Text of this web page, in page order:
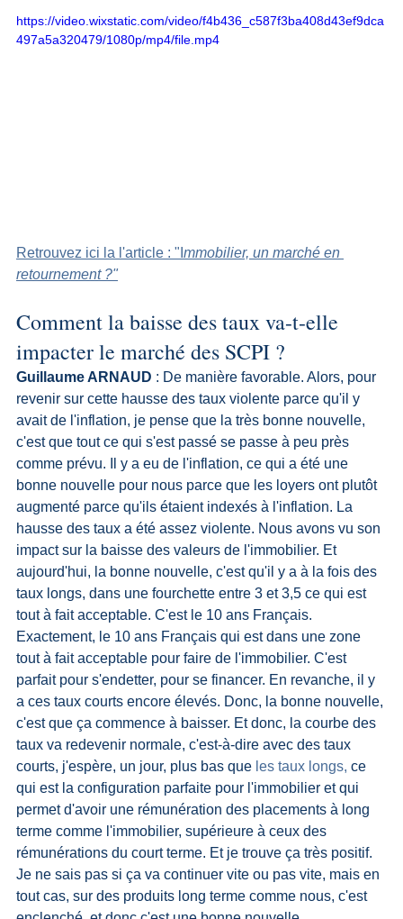
https://video.wixstatic.com/video/f4b436_c587f3ba408d43ef9dca
497a5a320479/1080p/mp4/file.mp4
Retrouvez ici la l'article : "I mmobilier, un marché en
retournement ?"
Comment la baisse des taux va-t-elle
impacter le marché des SCPI ?
Guillaume ARNAUD : De manière favorable. Alors, pour
revenir sur cette hausse des taux violente parce qu'il y
avait de l'inflation, je pense que la très bonne nouvelle,
c'est que tout ce qui s'est passé se passe à peu près
comme prévu. Il y a eu de l'inflation, ce qui a été une
bonne nouvelle pour nous parce que les loyers ont plutôt
augmenté parce qu'ils étaient indexés à l'inflation. La
hausse des taux a été assez violente. Nous avons vu son
impact sur la baisse des valeurs de l'immobilier. Et
aujourd'hui, la bonne nouvelle, c'est qu'il y a à la fois des
taux longs, dans une fourchette entre 3 et 3,5 ce qui est
tout à fait acceptable. C'est le 10 ans Français.
Exactement, le 10 ans Français qui est dans une zone
tout à fait acceptable pour faire de l'immobilier. C'est
parfait pour s'endetter, pour se financer. En revanche, il y
a ces taux courts encore élevés. Donc, la bonne nouvelle,
c'est que ça commence à baisser. Et donc, la courbe des
taux va redevenir normale, c'est-à-dire avec des taux
courts, j'espère, un jour, plus bas que les taux longs, ce
qui est la configuration parfaite pour l'immobilier et qui
permet d'avoir une rémunération des placements à long
terme comme l'immobilier, supérieure à ceux des
rémunérations du court terme. Et je trouve ça très positif.
Je ne sais pas si ça va continuer vite ou pas vite, mais en
tout cas, sur des produits long terme comme nous, c'est